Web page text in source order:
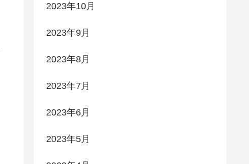
2023年10月
2023年9月
2023年8月
2023年7月
2023年6月
2023年5月